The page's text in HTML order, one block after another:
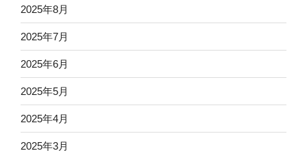
2025年8月
2025年7月
2025年6月
2025年5月
2025年4月
2025年3月